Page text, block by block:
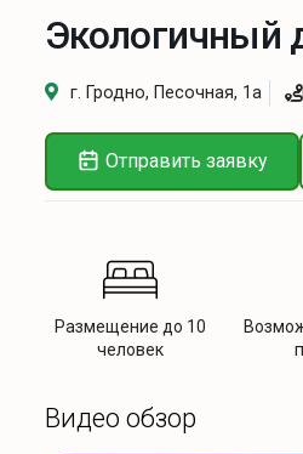
Экологичный
г. Гродно, Песочная, 1а
Отправить заявку
Размещение до 10
человек
Видео обзор